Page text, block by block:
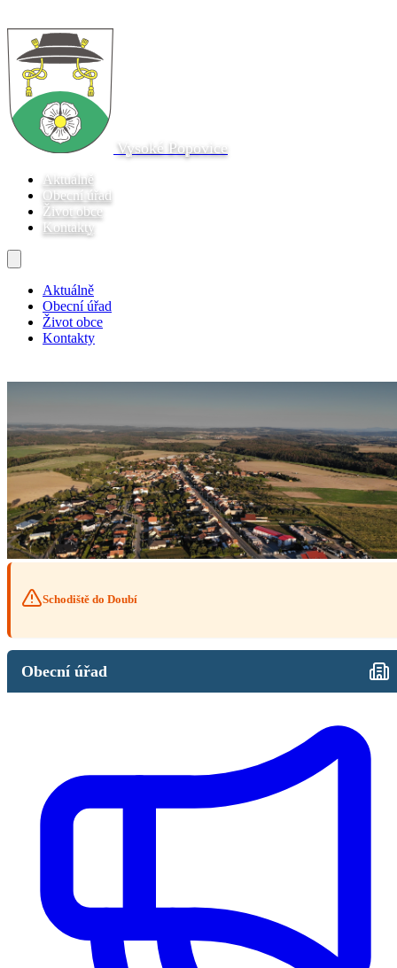
Vysoké Popovice
Aktuálně
Obecní úřad
Život obce
Kontakty
Aktuálně
Obecní úřad
Život obce
Kontakty
Schodiště do Doubí
Obecní úřad